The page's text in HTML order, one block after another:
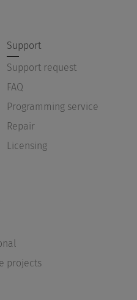
Support
Support request
FAQ
Programming service
Repair
Licensing
projects